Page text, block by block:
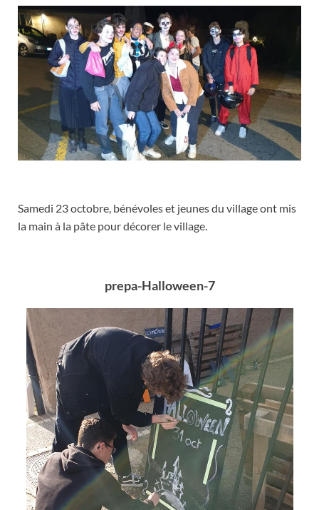
Samedi 23 octobre, bénévoles et jeunes du village ont mis
la main à la pâte pour décorer le village.
prepa-Halloween-7